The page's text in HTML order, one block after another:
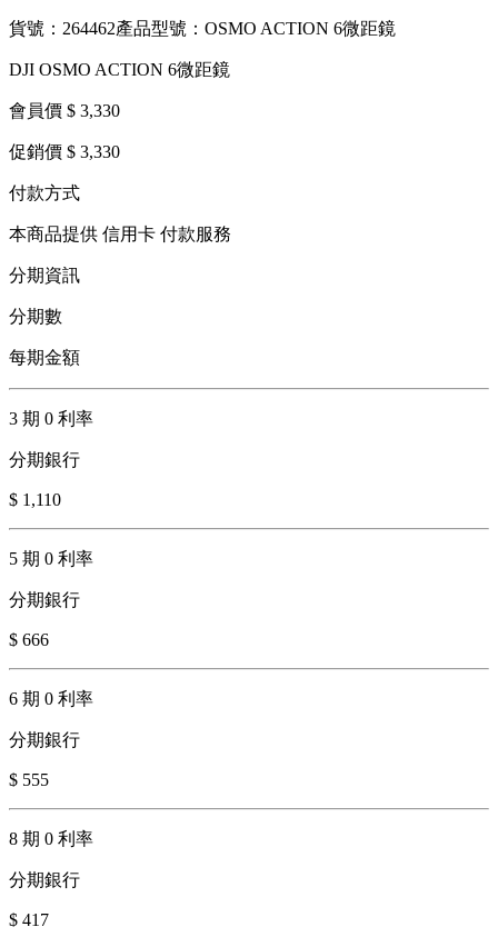
貨號：264462產品型號：OSMO ACTION 6微距鏡
DJI OSMO ACTION 6微距鏡
會員價 $ 3,330
促銷價 $ 3,330
付款方式
本商品提供 信用卡 付款服務
分期資訊
分期數
每期金額
3 期 0 利率
分期銀行
$ 1,110
5 期 0 利率
分期銀行
$ 666
6 期 0 利率
分期銀行
$ 555
8 期 0 利率
分期銀行
$ 417